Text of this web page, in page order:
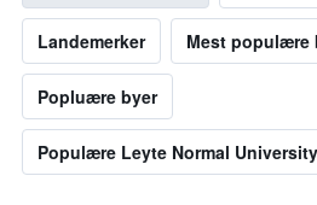
Landemerker Mest populære
Popluære byer
Populære Leyte Normal